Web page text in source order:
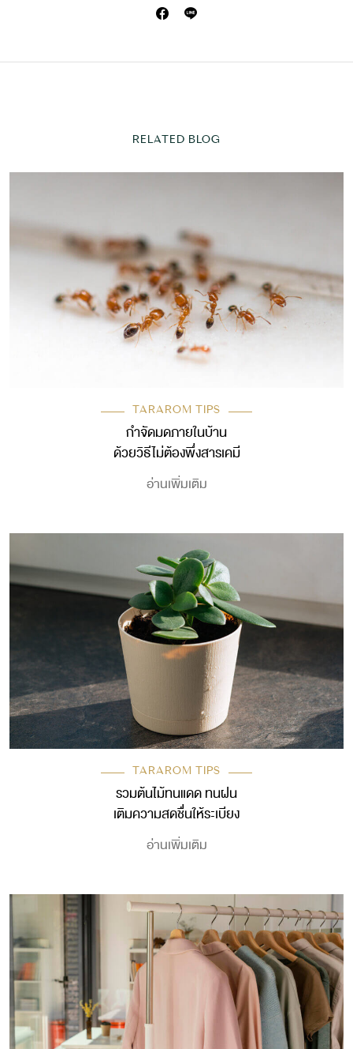
RELATED BLOG
TARAROM TIPS
กำจัดมดภายในบ้าน
ด้วยวิธีไม่ต้องพึ่งสารเคมี
อ่านเพิ่มเติม
TARAROM TIPS
รวมต้นไม้ทนแดด ทนฝน
เติมความสดชื่นให้ระเบียง
อ่านเพิ่มเติม